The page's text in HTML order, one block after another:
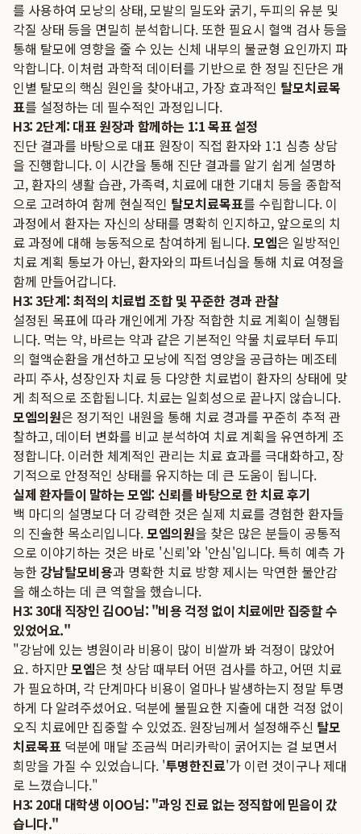
를 사용하여 모낭의 상태, 모발의 밀도와 굵기, 두피의 유분 및
각질 상태 등을 면밀히 분석합니다. 또한 필요시 혈액 검사 등을
통해 탈모에 영향을 줄 수 있는 신체 내부의 불균형 요인까지 파
악합니다. 이처럼 과학적 데이터를 기반으로 한 정밀 진단은 개
인별 탈모의 핵심 원인을 찾아내고, 가장 효과적인 탈모치료목
표를 설정하는 데 필수적인 과정입니다.
H3: 2단계: 대표 원장과 함께하는 1:1 목표 설정
진단 결과를 바탕으로 대표 원장이 직접 환자와 1:1 심층 상담
을 진행합니다. 이 시간을 통해 진단 결과를 알기 쉽게 설명하
고, 환자의 생활 습관, 가족력, 치료에 대한 기대치 등을 종합적
으로 고려하여 함께 현실적인 탈모치료목표를 수립합니다. 이
과정에서 환자는 자신의 상태를 명확히 인지하고, 앞으로의 치
료 과정에 대해 능동적으로 참여하게 됩니다.모엠은 일방적인
치료 계획 통보가 아닌, 환자와의 파트너십을 통해 치료 여정을
함께 만들어갑니다.
H3: 3단계: 최적의 치료법 조합 및 꾸준한 경과 관찰
설정된 목표에 따라 개인에게 가장 적합한 치료 계획이 실행됩
니다. 먹는 약, 바르는 약과 같은 기본적인 약물 치료부터 두피
의 혈액순환을 개선하고 모낭에 직접 영양을 공급하는 메조테
라피 주사, 성장인자 치료 등 다양한 치료법이 환자의 상태에 맞
게 최적으로 조합됩니다. 치료는 일회성으로 끝나지 않습니다.
모엠의원은 정기적인 내원을 통해 치료 경과를 꾸준히 추적 관
찰하고, 데이터 변화를 비교 분석하여 치료 계획을 유연하게 조
정합니다. 이러한 체계적인 관리는 치료 효과를 극대화하고, 장
기적으로 안정적인 상태를 유지하는 데 큰 도움이 됩니다.
실제 환자들이 말하는 모엠: 신뢰를 바탕으로 한 치료 후기
백 마디의 설명보다 더 강력한 것은 실제 치료를 경험한 환자들
의 진솔한 목소리입니다.모엠의원을 찾은 많은 분들이 공통적
으로 이야기하는 것은 바로 '신뢰'와 '안심'입니다. 특히 예측 가
능한강남탈모비용과 명확한 치료 방향 제시는 막연한 불안감
을 해소하는 데 큰 역할을 했습니다.
H3: 30대 직장인 김OO님: "비용 걱정 없이 치료에만 집중할 수
있었어요."
"강남에 있는 병원이라 비용이 많이 비쌀까 봐 걱정이 많았어
요. 하지만모엠은 첫 상담 때부터 어떤 검사를 하고, 어떤 치료
가 필요하며, 각 단계마다 비용이 얼마나 발생하는지 정말 투명
하게 다 알려주셨어요. 덕분에 불필요한 지출에 대한 걱정 없이
오직 치료에만 집중할 수 있었죠. 원장님께서 설정해주신 탈모
치료목표 덕분에 매달 조금씩 머리카락이 굵어지는 걸 보면서
희망을 가질 수 있었습니다. '투명한진료'가 이런 것이구나 제대
로 느꼈습니다."
H3: 20대 대학생 이OO님: "과잉 진료 없는 정직함에 믿음이 갔
습니다."